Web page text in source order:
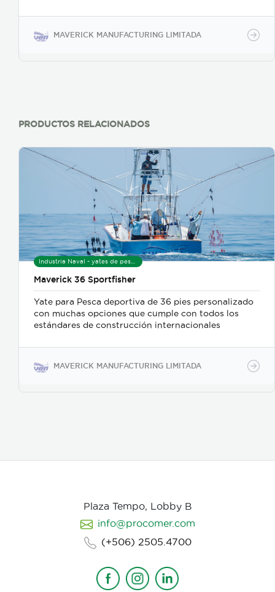
MAVERICK MANUFACTURING LIMITADA
PRODUCTOS RELACIONADOS
Industria Naval - yates de pesca deportiva
Maverick 36 Sportfisher
Yate para Pesca deportiva de 36 pies personalizado
con muchas opciones que cumple con todos los
estándares de construcción internacionales
MAVERICK MANUFACTURING LIMITADA
Plaza Tempo, Lobby B
info@procomer.com
(+506) 2505.4700